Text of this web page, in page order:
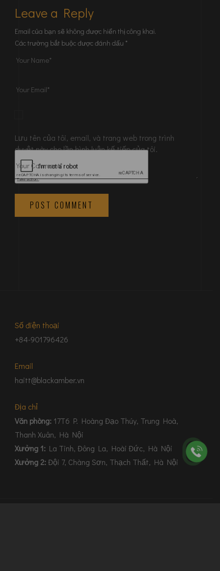
Leave a Reply
Email của bạn sẽ không được hiển thị công khai.
Các trường bắt buộc được đánh dấu *
Lưu tên của tôi, email, và trang web trong trình
duyệt này cho lần bình luận kế tiếp của tôi.
POST COMMENT
Số điện thoại
+84-901796426
Email
haitt@blackamber.vn
Địa chỉ
Văn phòng: 17T6 P. Hoàng Đạo Thúy, Trung Hoà,
Thanh Xuân, Hà Nội
Xưởng 1: La Tinh, Đông La, Hoài Đức, Hà Nội
Xưởng 2:Đội 7, Chàng Sơn, Thạch Thất, Hà Nội